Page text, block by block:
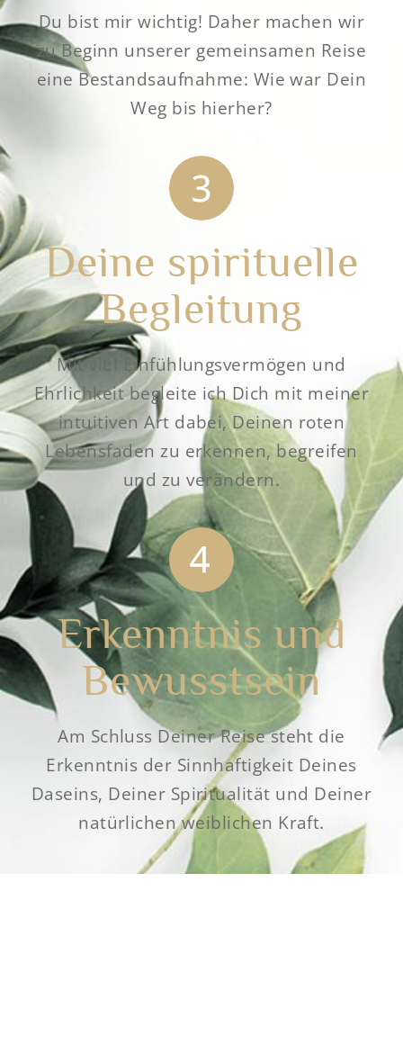
Du bist mir wichtig! Daher machen wir
zu Beginn unserer gemeinsamen Reise
eine Bestandsaufnahme: Wie war Dein
Weg bis hierher?
Deine spirituelle
Begleitung
Mit viel Einfühlungsvermögen und
Ehrlichkeit begleite ich Dich mit meiner
intuitiven Art dabei, Deinen roten
Lebensfaden zu erkennen, begreifen
und zu verändern.
Erkenntnis und
Bewusstsein
Am Schluss Deiner Reise steht die
Erkenntnis der Sinnhaftigkeit Deines
Daseins, Deiner Spiritualität und Deiner
natürlichen weiblichen Kraft.